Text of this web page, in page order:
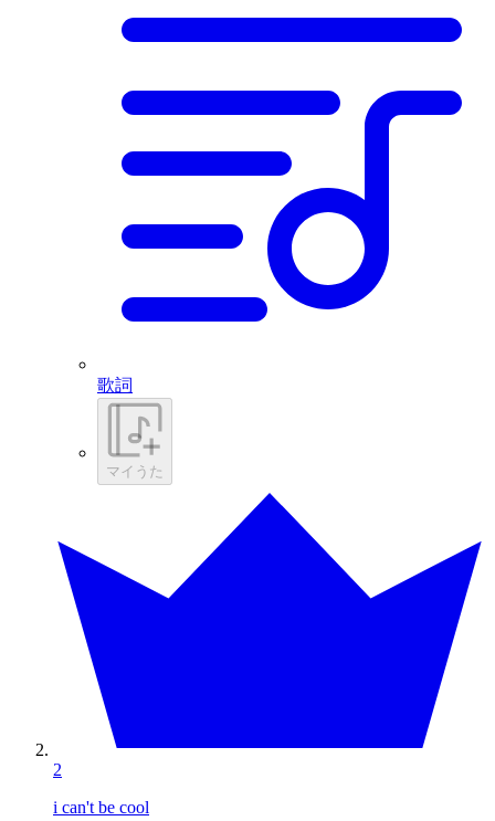
歌詞
マイうた
2
i can't be cool